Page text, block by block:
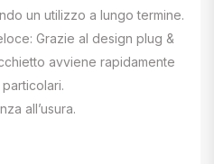
un utilizzo a lungo termine.
Grazie al design plug &
avviene rapidamente
all’usura.